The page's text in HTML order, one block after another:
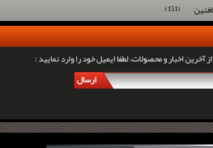
(151)
آخرین اخبار و محصولات، لطفا ایمیل خود را وارد نمایید :
ارسال